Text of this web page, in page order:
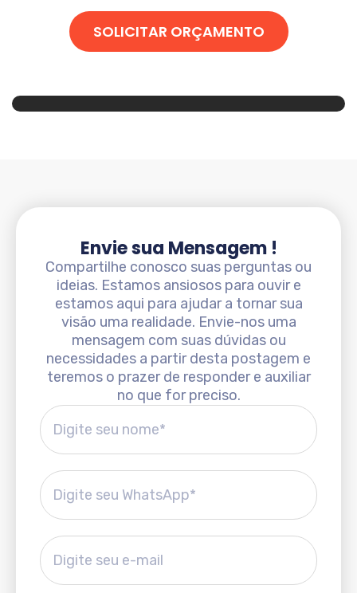
SOLICITAR ORÇAMENTO
Envie sua Mensagem !
Compartilhe conosco suas perguntas ou
ideias. Estamos ansiosos para ouvir e
estamos aqui para ajudar a tornar sua
visão uma realidade. Envie-nos uma
mensagem com suas dúvidas ou
necessidades a partir desta postagem e
teremos o prazer de responder e auxiliar
no que for preciso.